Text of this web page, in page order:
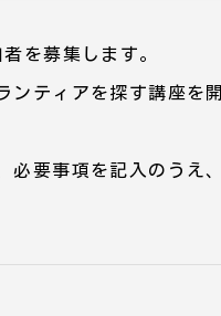
を募集します。
ンティアを探す講座を
必要事項を記入のうえ